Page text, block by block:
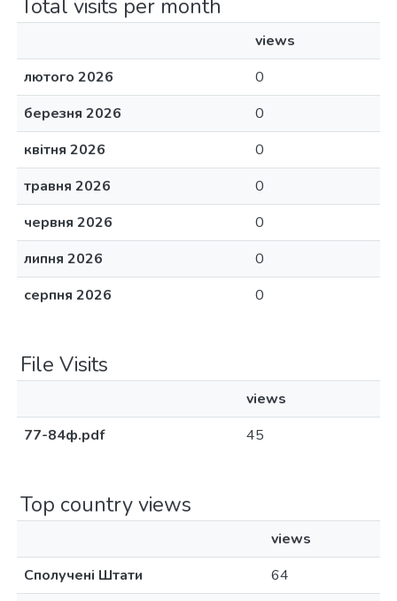
Total visits per month
views
лютого 2026
0
березня 2026
0
квітня 2026
0
травня 2026
0
червня 2026
0
липня 2026
0
серпня 2026
0
File Visits
views
77-84ф.pdf
45
Top country views
views
Сполучені Штати
64